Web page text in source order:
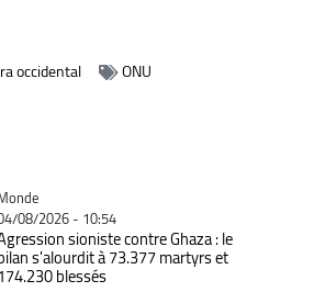
occidental
ONU
08/2026 - 10:54
sioniste contre Ghaza : le
s'alourdit à 73.377 martyrs et
blessés